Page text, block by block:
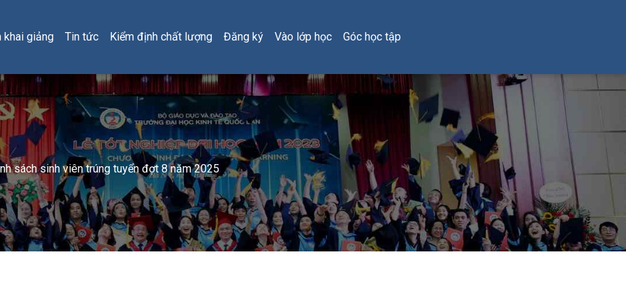
khai giảng Tin tức Kiểm định chất lượng Đăng ký Vào lớp học Góc học tập
sách sinh viên trúng tuyển đợt 8 năm 2025